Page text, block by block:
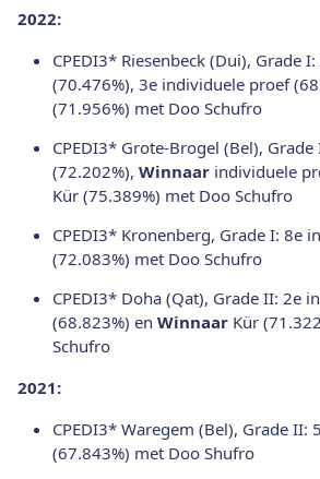
2022:
CPEDI3* Riesenbeck (Dui), Grade
(70.476%), 3e individuele proef
(71.956%) met Doo Schufro
CPEDI3* Grote-Brogel (Bel),
(72.202%), Winnaar individuele
Kür (75.389%) met Doo Schufro
CPEDI3* Kronenberg, Grade I: 8e
(72.083%) met Doo Schufro
CPEDI3* Doha (Qat), Grade II: 2e
(68.823%) en Winnaar Kür
Schufro
2021:
CPEDI3* Waregem (Bel), Grade II:
(67.843%) met Doo Shufro